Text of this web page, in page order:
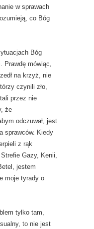
w sprawach
co Bóg
Bóg
mówiąc,
na krzyż, nie
czynili zło,
przez nie
że
odczuwał, jest
sprawców. Kiedy
z rąk
Gazy, Kenii,
jestem
moje tyrady o
tylko tam,
to nie jest